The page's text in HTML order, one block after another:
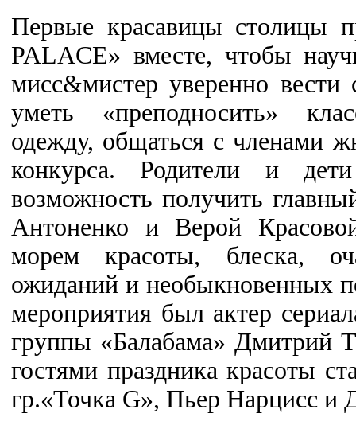
Первые красавицы столицы
PALACE» вместе, чтобы
мисс&мистер уверенно вести
уметь «преподносить»
одежду, общаться с членами
конкурса. Родители и
возможность получить
Антоненко и Верой
морем красоты, блеска,
ожиданий и необыкновенных
мероприятия был актер
группы «Балабама» Дмитрий
гостями праздника красоты
гр.«Точка G», Пьер Нарцисс